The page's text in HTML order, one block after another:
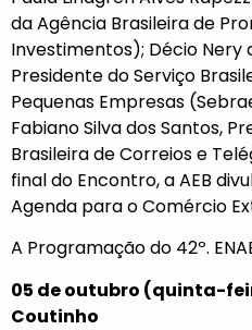
da Agência Brasileira de
Investimentos); Décio Nery
Presidente do Serviço
Pequenas Empresas
Fabiano Silva dos Santos,
Brasileira de Correios e
final do Encontro, a AEB
Agenda para o Comércio
A Programação do 42º.
05 de outubro (quinta-
Coutinho